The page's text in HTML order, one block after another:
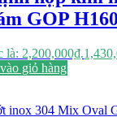
GOP H160
là: 2,200,000₫.
giỏ hàng